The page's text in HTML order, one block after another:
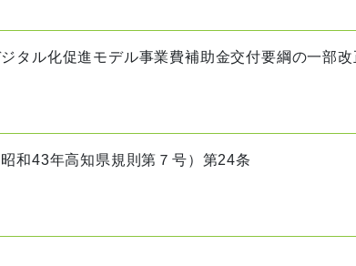
タル化促進モデル事業費補助金交付要綱の一部改
和43年高知県規則第７号）第24条